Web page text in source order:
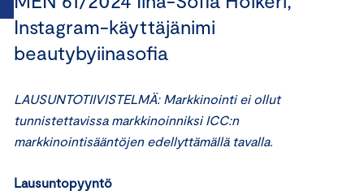
Instagram-käyttäjänimi
beautybyiinasofia
LAUSUNTOTIIVISTELMÄ: Markkinointi ei ollut
tunnistettavissa markkinoinniksi ICC:n
markkinointisääntöjen edellyttämällä tavalla.
Lausuntopyyntö